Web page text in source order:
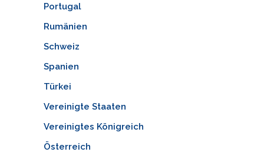
Portugal
Rumänien
Schweiz
Spanien
Türkei
Vereinigte Staaten
Vereinigtes Königreich
Österreich